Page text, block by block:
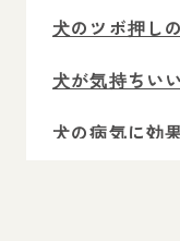
犬のツボ押し
犬が気持ちい
犬の病気に効